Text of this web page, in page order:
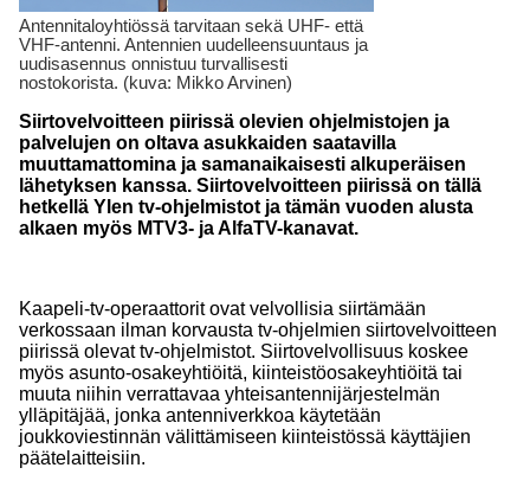
Antennitaloyhtiössä tarvitaan sekä UHF- että
VHF-antenni. Antennien uudelleensuuntaus ja
uudisasennus onnistuu turvallisesti
nostokorista. (kuva: Mikko Arvinen)
Siirtovelvoitteen piirissä olevien ohjelmistojen ja
palvelujen on oltava asukkaiden saatavilla
muuttamattomina ja samanaikaisesti alkuperäisen
lähetyksen kanssa. Siirtovelvoitteen piirissä on tällä
hetkellä Ylen tv-ohjelmistot ja tämän vuoden alusta
alkaen myös MTV3- ja AlfaTV-kanavat.
Kaapeli-tv-operaattorit ovat velvollisia siirtämään
verkossaan ilman korvausta tv-ohjelmien siirtovelvoitteen
piirissä olevat tv-ohjelmistot. Siirtovelvollisuus koskee
myös asunto-osakeyhtiöitä, kiinteistöosakeyhtiöitä tai
muuta niihin verrattavaa yhteisantennijärjestelmän
ylläpitäjää, jonka antenniverkkoa käytetään
joukkoviestinnän välittämiseen kiinteistössä käyttäjien
päätelaitteisiin.